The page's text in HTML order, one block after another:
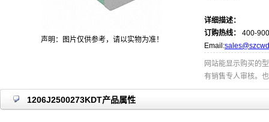
声明：图片仅供参考，请以实物为准！
详细描述：
订购热线：
400-
Email:
网站能显示购买的
有销售专人审核。
1206J2500273KDT产品属性